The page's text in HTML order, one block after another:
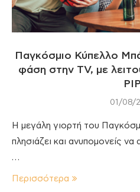
Παγκόσμιο Κύπελλο
φάση στην TV, με
PIP
01/08/
Η μεγάλη γιορτή του
πλησιάζει και ανυπομονείς να
…
Περισσότερα